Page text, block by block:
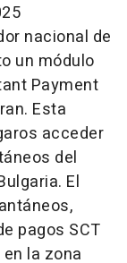
nacional de
un módulo
Payment
Esta
acceder
del
. El
pagos SCT
la zona